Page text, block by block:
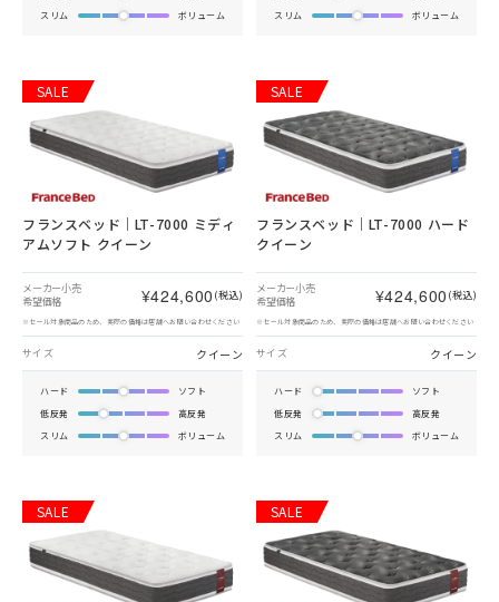
スリム
ボリューム
スリム
ボリューム
SALE
フランスベッド｜LT-7000 ミディ
アムソフト クイーン
メーカー小売
希望価格
¥424,600 (税込)
※セール対象商品のため、実際の価格は店舗へお問い合わせください
サイズ クイーン
ハード
ソフト
低反発
高反発
スリム
ボリューム
SALE
フランスベッド｜LT-7000 ハード
クイーン
メーカー小売
希望価格
¥424,600 (税込)
※セール対象商品のため、実際の価格は店舗へお問い合わせください
サイズ クイーン
ハード
ソフト
低反発
高反発
スリム
ボリューム
SALE SALE